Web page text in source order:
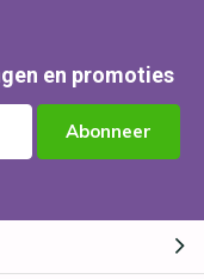
en promoties
Abonneer